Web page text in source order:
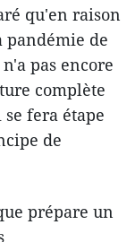
qu'en raison
pandémie de
pas encore
complète
fera étape
de
prépare un